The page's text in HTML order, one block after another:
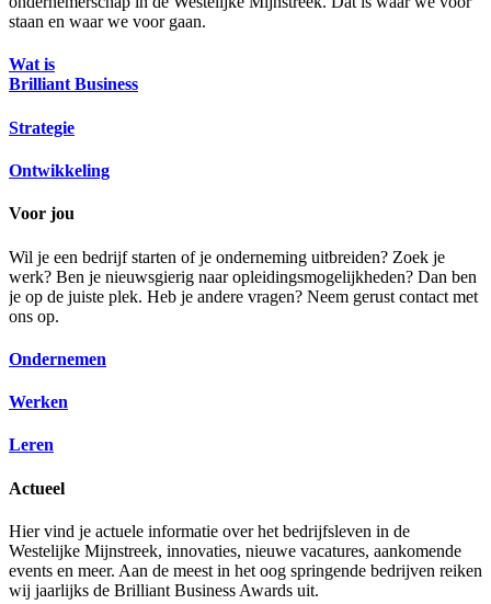
staan en waar we voor gaan.
Wat is
Brilliant Business
Strategie
Ontwikkeling
Voor jou
Wil je een bedrijf starten of je onderneming uitbreiden? Zoek je
werk? Ben je nieuwsgierig naar opleidingsmogelijkheden? Dan ben
je op de juiste plek. Heb je andere vragen? Neem gerust contact met
ons op.
Ondernemen
Werken
Leren
Actueel
Hier vind je actuele informatie over het bedrijfsleven in de
Westelijke Mijnstreek, innovaties, nieuwe vacatures, aankomende
events en meer. Aan de meest in het oog springende bedrijven reiken
wij jaarlijks de Brilliant Business Awards uit.